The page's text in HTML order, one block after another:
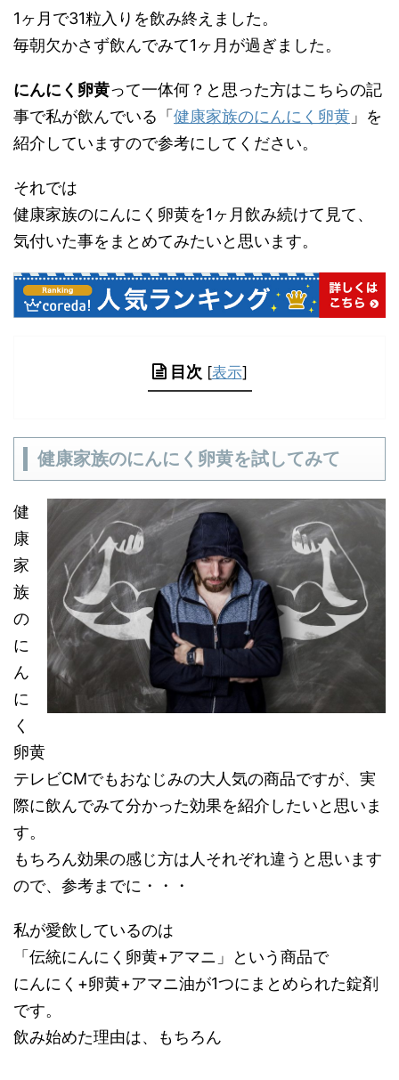
1ヶ月で31粒入りを飲み終えました。
毎朝欠かさず飲んでみて1ヶ月が過ぎました。
にんにく卵黄って一体何？と思った方はこちらの記
事で私が飲んでいる「健康家族のにんにく卵黄 」を
紹介していますので参考にしてください。
それでは
健康家族のにんにく卵黄を1ヶ月飲み続けて見て、
気付いた事をまとめてみたいと思います。
目次 [表示]
健康家族のにんにく卵黄を試してみて
健
康
家
族
の
に
ん
に
く
卵黄
テレビCMでもおなじみの大人気の商品ですが、実
際に飲んでみて分かった効果を紹介したいと思いま
す。
もちろん効果の感じ方は人それぞれ違うと思います
ので、参考までに・・・
私が愛飲しているのは
「伝統にんにく卵黄+アマニ」
という商品で
にんにく+卵黄+アマニ油が1つにまとめられた錠剤
です。
飲み始めた理由は、もちろん